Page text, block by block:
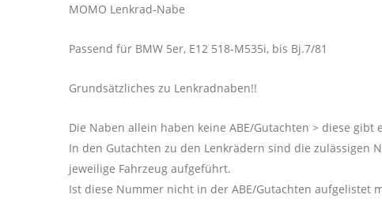
MOMO Lenkrad-Nabe
Passend für BMW 5er, E12 518-M535i, bis Bj.7/81
Grundsätzliches zu Lenkradnaben!!
Die Naben allein haben keine ABE/Gutachten > diese gibt
In den Gutachten zu den Lenkrädern sind die zulässigen
jeweilige Fahrzeug aufgeführt.
Ist diese Nummer nicht in der ABE/Gutachten aufgelistet